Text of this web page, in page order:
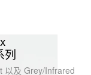
列
以及 Grey/Infrared